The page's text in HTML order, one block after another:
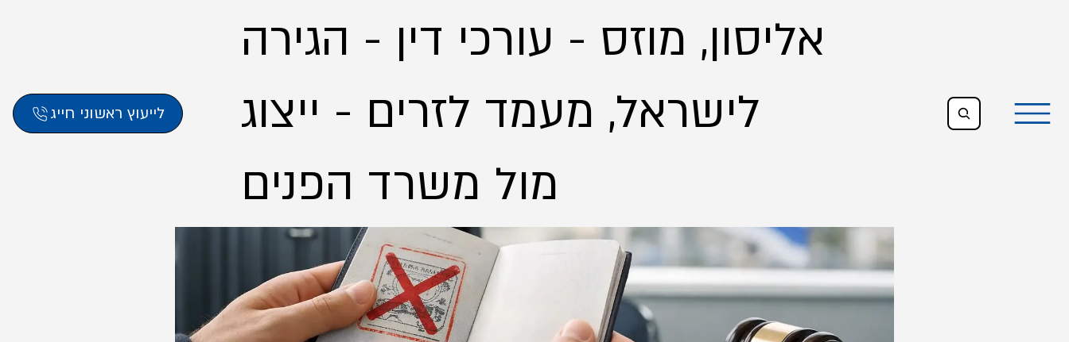
לייעוץ ראשוני חייג
אליסון, מוזס - עורכי דין - הגירה
לישראל, מעמד לזרים - ייצוג